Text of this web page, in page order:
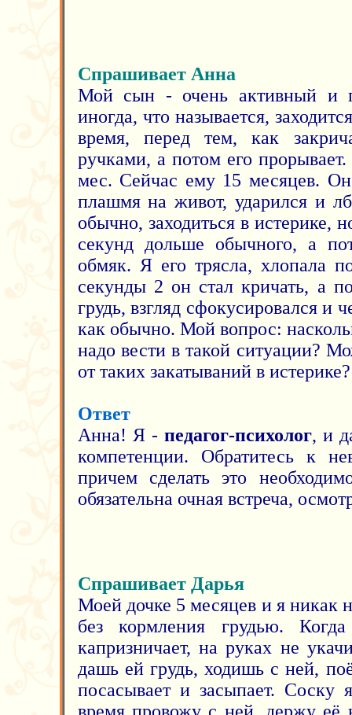
Спрашивает Анна
Мой сын - очень активный и
иногда, что называется,
время, перед тем, как
ручками, а потом его
мес. Сейчас ему 15 месяцев. Он
плашмя на живот, ударился и
обычно, заходиться в истерике,
секунд дольше обычного, а
обмяк. Я его трясла, хлопала
секунды 2 он стал кричать, а
грудь, взгляд сфокусировался и
как обычно. Мой вопрос:
надо вести в такой ситуации?
от таких закатываний в истерике?
Ответ
Анна! Я - педагог-психолог, и
компетенции. Обратитесь к
причем сделать это
обязательна очная встреча,
Спрашивает Дарья
Моей дочке 5 месяцев и я никак
без кормления грудью.
капризничает, на руках не
дашь ей грудь, ходишь с ней,
посасывает и засыпает.